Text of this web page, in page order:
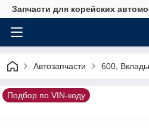
Запчасти для корейских
Автозапчасти 600,
Подбор по VIN-коду